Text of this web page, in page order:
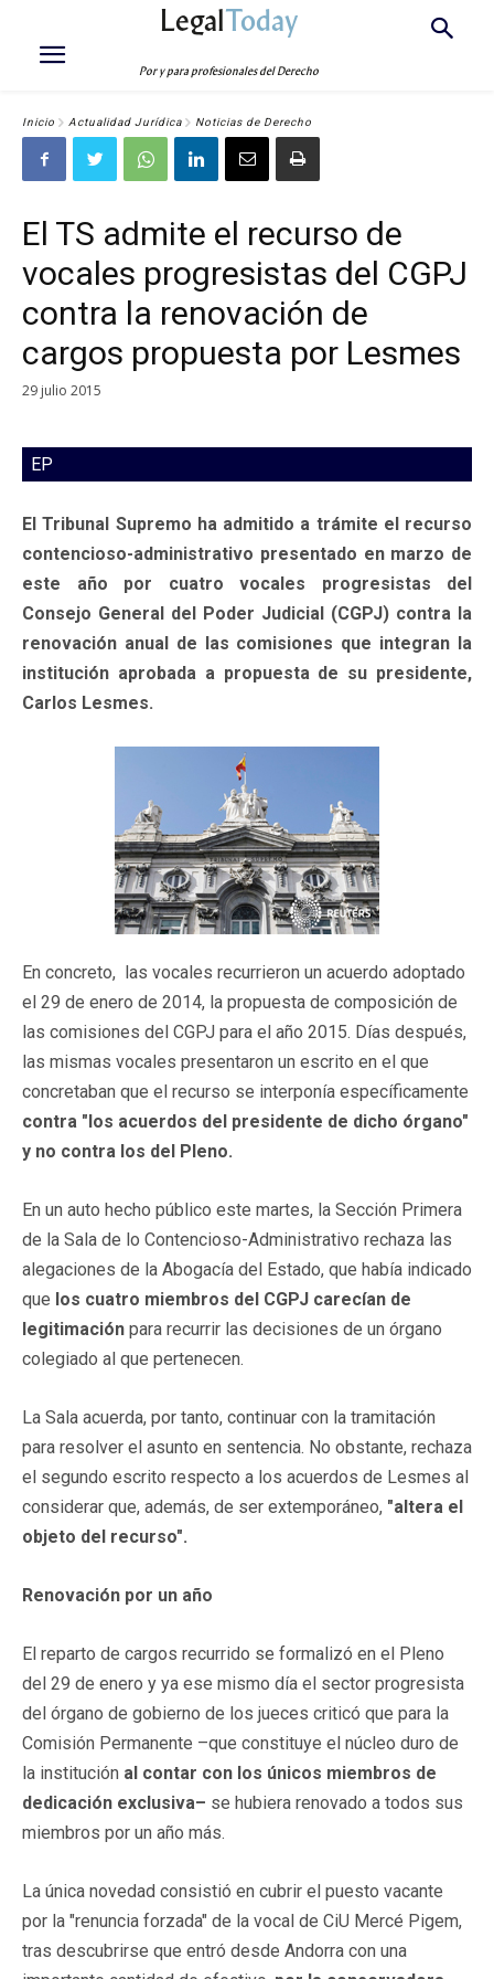
LegalToday
Por y para profesionales del Derecho
Inicio Actualidad Jurídica Noticias de Derecho
El TS admite el recurso de
vocales progresistas del CGPJ
contra la renovación de
cargos propuesta por Lesmes
29 julio 2015
EP
El Tribunal Supremo ha admitido a trámite el recurso
contencioso-administrativo presentado en marzo de
este año por cuatro vocales progresistas del
Consejo General del Poder Judicial (CGPJ) contra la
renovación anual de las comisiones que integran la
institución aprobada a propuesta de su presidente,
Carlos Lesmes.
En concreto, las vocales recurrieron un acuerdo adoptado
el 29 de enero de 2014, la propuesta de composición de
las comisiones del CGPJ para el año 2015. Días después,
las mismas vocales presentaron un escrito en el que
concretaban que el recurso se interponía específicamente
contra "los acuerdos del presidente de dicho órgano"
y no contra los del Pleno.
En un auto hecho público este martes, la Sección Primera
de la Sala de lo Contencioso-Administrativo rechaza las
alegaciones de la Abogacía del Estado, que había indicado
que los cuatro miembros del CGPJ carecían de
legitimación para recurrir las decisiones de un órgano
colegiado al que pertenecen.
La Sala acuerda, por tanto, continuar con la tramitación
para resolver el asunto en sentencia. No obstante, rechaza
el segundo escrito respecto a los acuerdos de Lesmes al
considerar que, además, de ser extemporáneo, "altera el
objeto del recurso".
Renovación por un año
El reparto de cargos recurrido se formalizó en el Pleno
del 29 de enero y ya ese mismo día el sector progresista
del órgano de gobierno de los jueces criticó que para la
Comisión Permanente –que constituye el núcleo duro de
la institución al contar con los únicos miembros de
dedicación exclusiva– se hubiera renovado a todos sus
miembros por un año más.
La única novedad consistió en cubrir el puesto vacante
por la "renuncia forzada" de la vocal de CiU Mercé Pigem,
tras descubrirse que entró desde Andorra con una